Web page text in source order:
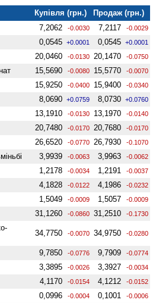
Купівля (грн.)
Продаж (грн.)
7,2062 -0.0030 7,2117 -0.0029
0,0545 +0.0001 0,0545 +0.0001
20,0460 -0.0130 20,1470 -0.0750
15,5690 -0.0080 15,5770 -0.0070
15,9250 -0.0400 15,9400 -0.0340
8,0690 +0.0759 8,0730 +0.0760
13,1910 -0.0130 13,1970 -0.0140
20,7480 -0.0170 20,7680 -0.0170
26,6520 -0.0770 26,7930 -0.1070
3,9939 -0.0063 3,9963 -0.0062
1,2178 -0.0034 1,2191 -0.0037
4,1828 -0.0122 4,1986 -0.0232
1,5049 -0.0009 1,5057 -0.0009
31,1260 -0.0860 31,2510 -0.1730
34,7750 -0.0070 34,9750 -0.0280
9,7850 -0.0776 9,7909 -0.0774
3,3895 -0.0026 3,3927 -0.0034
4,1170 -0.0154 4,1212 -0.0152
0,0996 -0.0004 0,1001 -0.0006